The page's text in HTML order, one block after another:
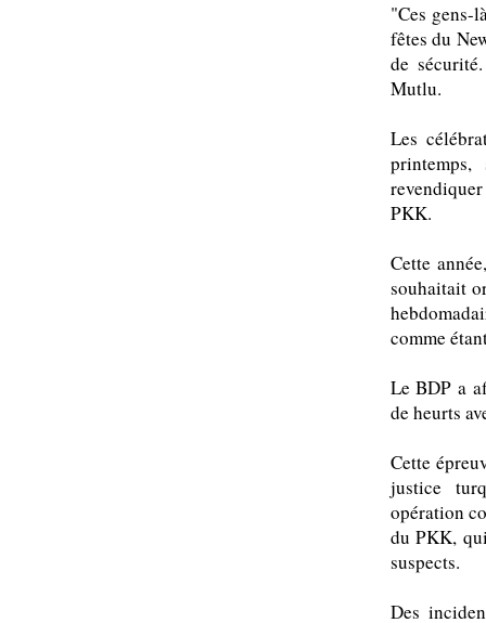
"Ces gens-
fêtes du
de
Mutlu.
Les
PKK.
Cette
souhaitait
comme
Le BDP a
de heurts
Cette
justice
opération
du PKK,
suspects.
Des